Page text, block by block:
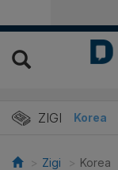
ZIGI
Hits Korea
Zigi Korea